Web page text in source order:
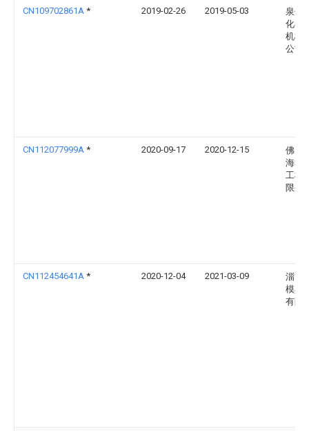
CN109702861A * 2019-02-26 2019-05-03
泉州
化县
机械
公司
CN112077999A * 2020-09-17 2020-12-15
佛山
海鑫
工机
限公
CN112454641A * 2020-12-04 2021-03-09
淄博
模具
有限